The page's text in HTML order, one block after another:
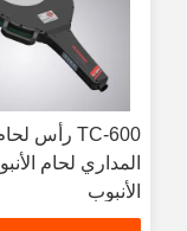
المداري لحام
الأنبوب